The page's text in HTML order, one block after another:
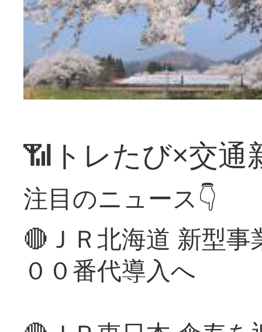
📶トレたび×交通
注目のニュース👇
🔴ＪＲ北海道 新型
００番代導入へ